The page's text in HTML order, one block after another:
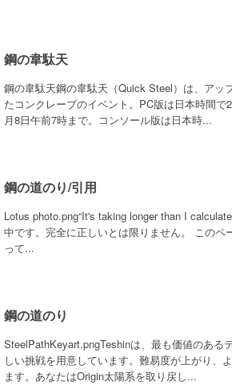
鋼の韋駄天
鋼の韋駄天鋼の韋駄天（Quick Steel）は、アッ
たコンクレーブのイベント。PC版は日本時間で
月8日午前7時まで。コンソール版は日本時...
鋼の道のり/引用
Lotus photo.png“It's taking longer than I
中です。完全に正しいとは限りません。 このペ
って...
鋼の道のり
SteelPathKeyart.pngTeshinは、最も価値のある
しい挑戦を用意しています。難易度が上がり、
ます。あなたはOrigin太陽系を取り戻し...